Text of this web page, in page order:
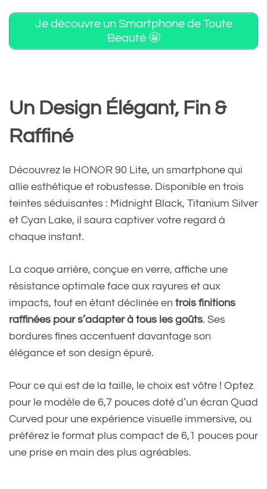
Je découvre un Smartphone de Toute
Beauté 🤩
Un Design Élégant, Fin &
Raffiné
Découvrez le HONOR 90 Lite, un smartphone qui
allie esthétique et robustesse. Disponible en trois
teintes séduisantes : Midnight Black, Titanium Silver
et Cyan Lake, il saura captiver votre regard à
chaque instant.
La coque arrière, conçue en verre, affiche une
résistance optimale face aux rayures et aux
impacts, tout en étant déclinée en trois finitions
raffinées pour s’adapter à tous les goûts. Ses
bordures fines accentuent davantage son
élégance et son design épuré.
Pour ce qui est de la taille, le choix est vôtre ! Optez
pour le modèle de 6,7 pouces doté d’un écran Quad
Curved pour une expérience visuelle immersive, ou
préférez le format plus compact de 6,1 pouces pour
une prise en main des plus agréables.